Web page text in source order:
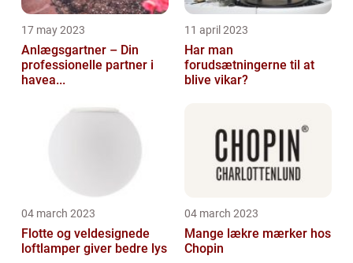
17 may 2023
Anlægsgartner – Din
professionelle partner i
havea...
11 april 2023
Har man
forudsætningerne til at
blive vikar?
04 march 2023
Flotte og veldesignede
loftlamper giver bedre lys
04 march 2023
Mange lækre mærker hos
Chopin